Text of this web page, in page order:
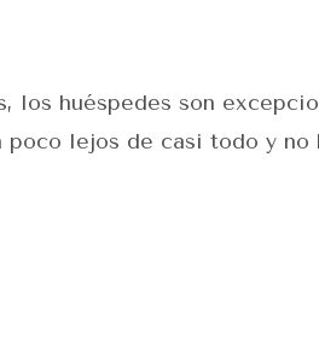
los huéspedes son
lejos de casi todo y no